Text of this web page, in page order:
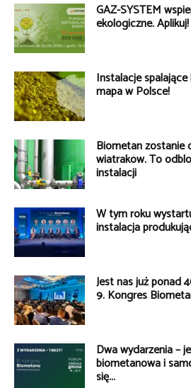
GAZ-SYSTEM
ekologiczne. Aplikuj!
Instalacje
mapa w Polsce!
Biometan zostanie
wiatraków. To
instalacji
W tym roku
instalacja
Jest nas już ponad
9. Kongres
Dwa wydarzenia –
biometanowa i
się...